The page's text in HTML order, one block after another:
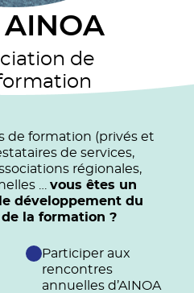
de
de formation (privés et
de services,
régionales,
… vous êtes un
développement du
la formation ?
Participer aux
rencontres
annuelles d’AINOA